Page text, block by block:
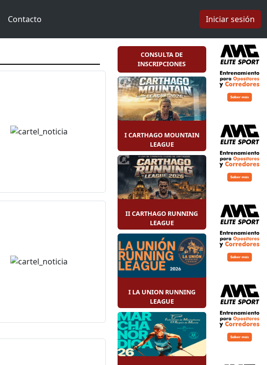
Contacto Iniciar sesión
CONSULTA DE
INSCRIPCIONES
I CARTHAGO MOUNTAIN
LEAGUE
II CARTHAGO RUNNING
LEAGUE
I LA UNION RUNNING
LEAGUE